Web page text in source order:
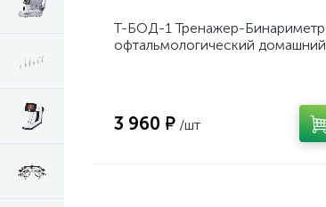
Т-БОД-1 Тренажер-Бинариметр
офтальмологический домашний
3 960 ₽ /шт